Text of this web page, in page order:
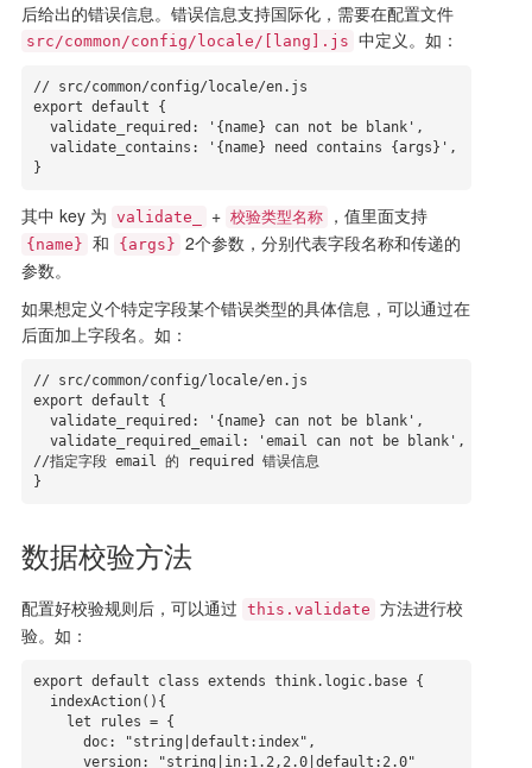
后给出的错误信息。错误信息支持国际化，需要在配置文件
src/common/config/locale/[lang].js 中定义。如：
// src/common/config/locale/en.js
export default {
}
其中 key 为 validate_ + 校验类型名称 ，值里面支持
{name} 和 {args} 2个参数，分别代表字段名称和传递的
参数。
如果想定义个特定字段某个错误类型的具体信息，可以通过在
后面加上字段名。如：
// src/common/config/locale/en.js
export default {
//指定字段 email 的 required 错误信息
}
数据校验方法
配置好校验规则后，可以通过 this.validate 方法进行校
验。如：
export default class extends think.logic.base {